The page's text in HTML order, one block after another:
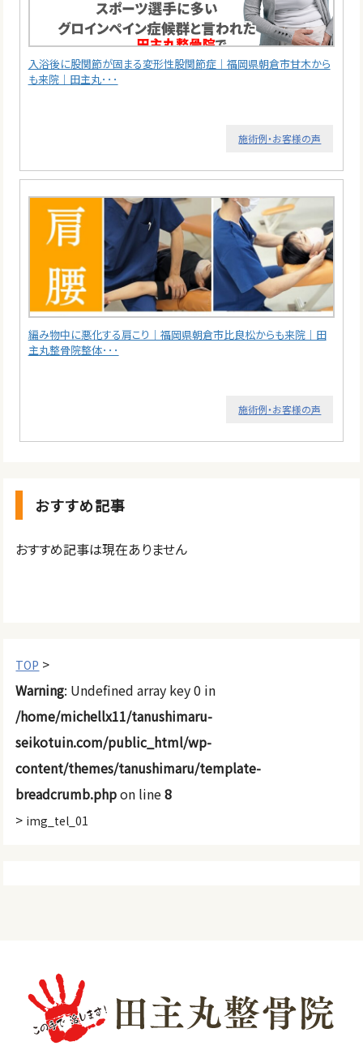
入浴後に股関節が固まる変形性股関節症｜福岡県朝倉市甘木から
も来院｜田主丸･･･
施術例・お客様の声
編み物中に悪化する肩こり｜福岡県朝倉市比良松からも来院｜田
主丸整骨院整体･･･
施術例・お客様の声
おすすめ記事
おすすめ記事は現在ありません
TOP >
Warning: Undefined array key 0 in
/home/michellx11/tanushimaru-
seikotuin.com/public_html/wp-
content/themes/tanushimaru/template-
breadcrumb.phpon line8
> img_tel_01